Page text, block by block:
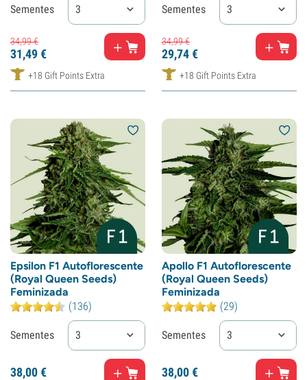
Sementes 3
34,99€
31,49€
+18 Gift Points Extra
Sementes 3
34,99€
29,74€
+18 Gift Points Extra
Epsilon F1 Autoflorescente
(Royal Queen Seeds)
Feminizada
(136)
Sementes 3
38,00€
Apollo F1 Autoflorescente
(Royal Queen Seeds)
Feminizada
(29)
Sementes 3
38,00€